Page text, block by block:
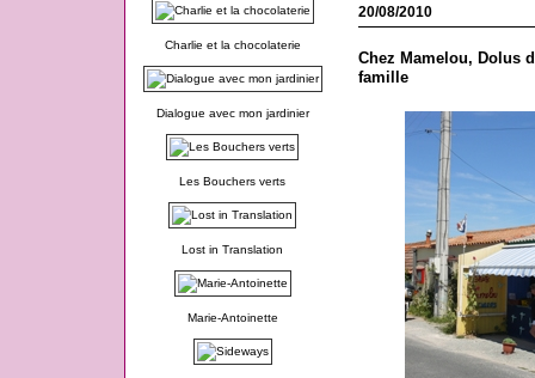
Charlie et la chocolaterie
Dialogue avec mon jardinier
Les Bouchers verts
Lost in Translation
Marie-Antoinette
20/08/2010
Chez Mamelou, Dolus
famille